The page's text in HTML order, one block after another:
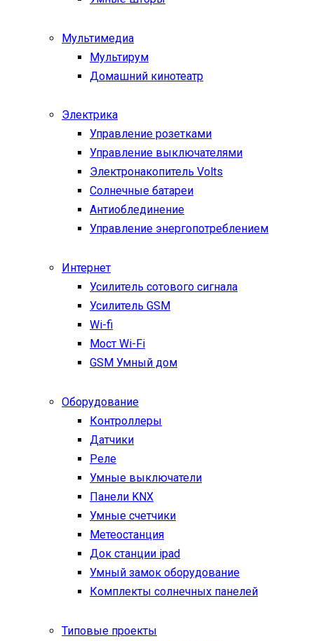
Мультимедиа
Мультирум
Домашний кинотеатр
Электрика
Управление розетками
Управление выключателями
Электронакопитель Volts
Солнечные батареи
Антиоблединение
Управление энергопотреблением
Интернет
Усилитель сотового сигнала
Усилитель GSM
Wi-fi
Мост Wi-Fi
GSM Умный дом
Оборудование
Контроллеры
Датчики
Реле
Умные выключатели
Панели KNX
Умные счетчики
Метеостанция
Док станции ipad
Умный замок оборудование
Комплекты солнечных панелей
Типовые проекты